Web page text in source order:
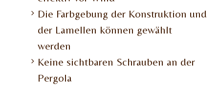
Die Farbgebung der Konstruktion und
der Lamellen können gewählt
werden
Keine sichtbaren Schrauben an der
Pergola